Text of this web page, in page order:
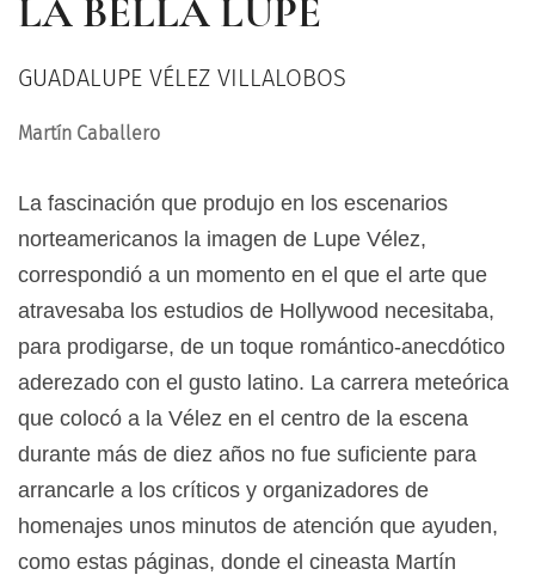
LA BELLA LUPE
GUADALUPE VÉLEZ VILLALOBOS
Martín Caballero
La fascinación que produjo en los escenarios
norteamericanos la imagen de Lupe Vélez,
correspondió a un momento en el que el arte que
atravesaba los estudios de Hollywood necesitaba,
para prodigarse, de un toque romántico-anecdótico
aderezado con el gusto latino. La carrera meteórica
que colocó a la Vélez en el centro de la escena
durante más de diez años no fue suficiente para
arrancarle a los críticos y organizadores de
homenajes unos minutos de atención que ayuden,
como estas páginas, donde el cineasta Martín